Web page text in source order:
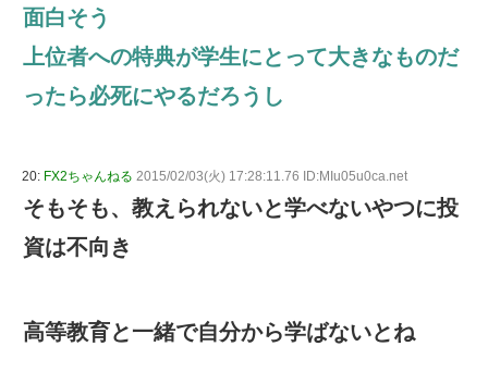
面白そう
上位者への特典が学生にとって大きなものだ
ったら必死にやるだろうし
20: FX2ちゃんねる 2015/02/03(火) 17:28:11.76 ID:MIu05u0ca.net
そもそも、教えられないと学べないやつに投
資は不向き
高等教育と一緒で自分から学ばないとね